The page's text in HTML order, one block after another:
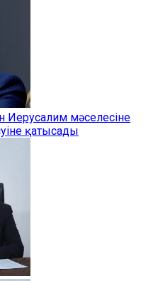
Иерусалим мәселесіне
қатысады